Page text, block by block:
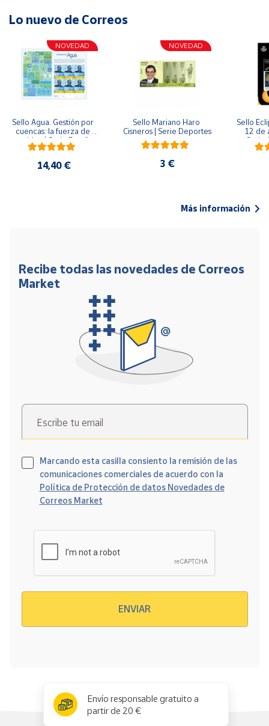
Lo nuevo de Correos
NOVEDAD
Sello Agua. Gestión por
cuencas: la fuerza de
una idea.| Serie España
ES| Pliego Premium
14,40 €
NOVEDAD
Sello Mariano Haro
Cisneros | Serie Deportes
3 €
Sello
12 de
Serie
Más información
Recibe todas las novedades de Correos
Market
Escribe tu email
Marcando esta casilla consiento la remisión de las
comunicaciones comerciales de acuerdo con la
Política de Protección de datos Novedades de
Correos Market
ENVIAR
Envío responsable gratuito a
partir de 20 €